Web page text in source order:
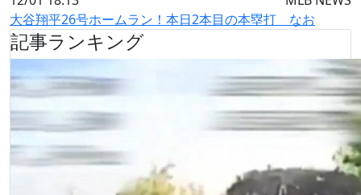
大谷翔平26号ホームラン！本日2本目の本塁打 なお
記事ランキング